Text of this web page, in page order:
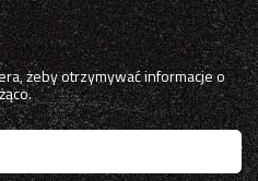
żeby otrzymywać informacje o